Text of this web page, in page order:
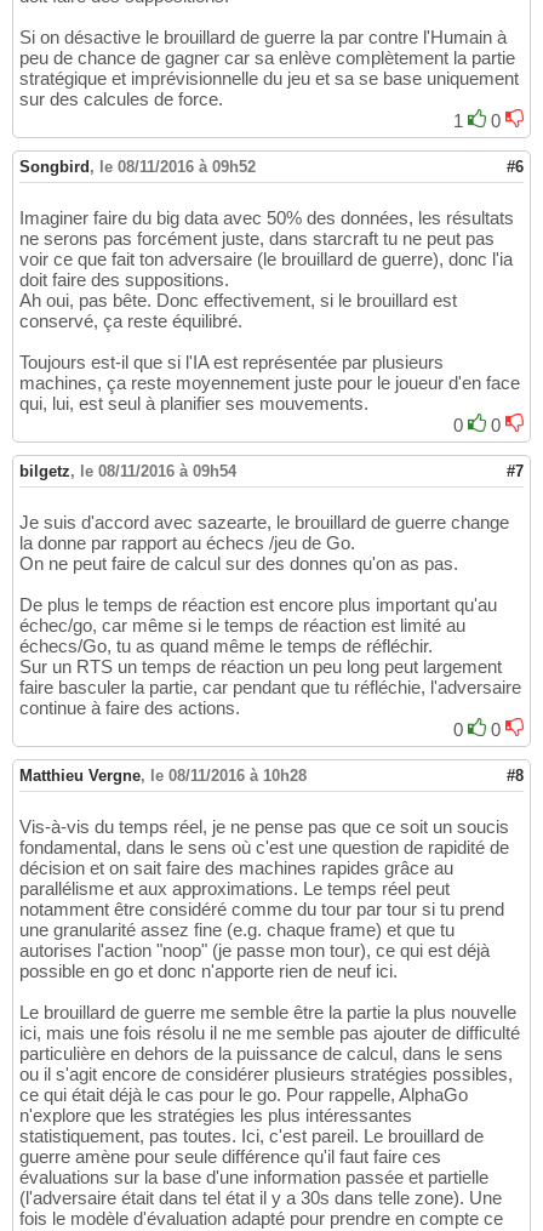
Si on désactive le brouillard de guerre la par contre l'Humain à
peu de chance de gagner car sa enlève complètement la partie
stratégique et imprévisionnelle du jeu et sa se base uniquement
sur des calcules de force.
1
0
Songbird , le 08/11/2016 à 09h52 #6
Imaginer faire du big data avec 50% des données, les résultats
ne serons pas forcément juste, dans starcraft tu ne peut pas
voir ce que fait ton adversaire (le brouillard de guerre), donc l'ia
doit faire des suppositions.
Ah oui, pas bête. Donc effectivement, si le brouillard est
conservé, ça reste équilibré.
Toujours est-il que si l'IA est représentée par plusieurs
machines, ça reste moyennement juste pour le joueur d'en face
qui, lui, est seul à planifier ses mouvements.
0
0
bilgetz, le 08/11/2016 à 09h54 #7
Je suis d'accord avec sazearte, le brouillard de guerre change
la donne par rapport au échecs /jeu de Go.
On ne peut faire de calcul sur des donnes qu'on as pas.
De plus le temps de réaction est encore plus important qu'au
échec/go, car même si le temps de réaction est limité au
échecs/Go, tu as quand même le temps de réfléchir.
Sur un RTS un temps de réaction un peu long peut largement
faire basculer la partie, car pendant que tu réfléchie, l'adversaire
continue à faire des actions.
0
0
Matthieu Vergne, le 08/11/2016 à 10h28 #8
Vis-à-vis du temps réel, je ne pense pas que ce soit un soucis
fondamental, dans le sens où c'est une question de rapidité de
décision et on sait faire des machines rapides grâce au
parallélisme et aux approximations. Le temps réel peut
notamment être considéré comme du tour par tour si tu prend
une granularité assez fine (e.g. chaque frame) et que tu
autorises l'action "noop" (je passe mon tour), ce qui est déjà
possible en go et donc n'apporte rien de neuf ici.
Le brouillard de guerre me semble être la partie la plus nouvelle
ici, mais une fois résolu il ne me semble pas ajouter de difficulté
particulière en dehors de la puissance de calcul, dans le sens
ou il s'agit encore de considérer plusieurs stratégies possibles,
ce qui était déjà le cas pour le go. Pour rappelle, AlphaGo
n'explore que les stratégies les plus intéressantes
statistiquement, pas toutes. Ici, c'est pareil. Le brouillard de
guerre amène pour seule différence qu'il faut faire ces
évaluations sur la base d'une information passée et partielle
(l'adversaire était dans tel état il y a 30s dans telle zone). Une
fois le modèle d'évaluation adapté pour prendre en compte ce